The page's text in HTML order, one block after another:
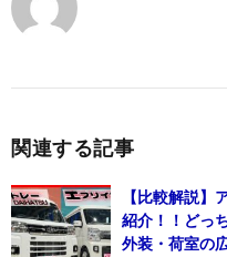
関連する記事
【比較解説】
紹介！！どっ
外装・荷室の